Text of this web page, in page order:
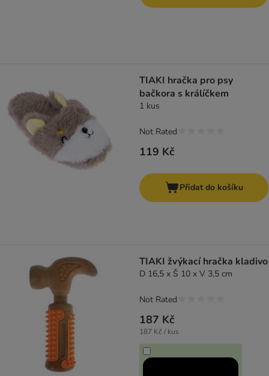
TIAKI hračka pro psy
bačkora s králíčkem
1 kus
119 Kč
Not Rated
Přidat do košíku
TIAKI žvýkací hračka kladivo
D 16,5 x Š 10 x V 3,5 cm
187 Kč
187 Kč / kus
Not Rated